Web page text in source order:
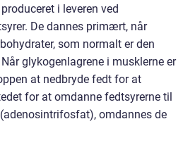
i leveren ved
De dannes primært, når
som normalt er den
glykogenlagrene i musklerne er
at nedbryde fedt for at
for at omdanne fedtsyrerne til
omdannes de